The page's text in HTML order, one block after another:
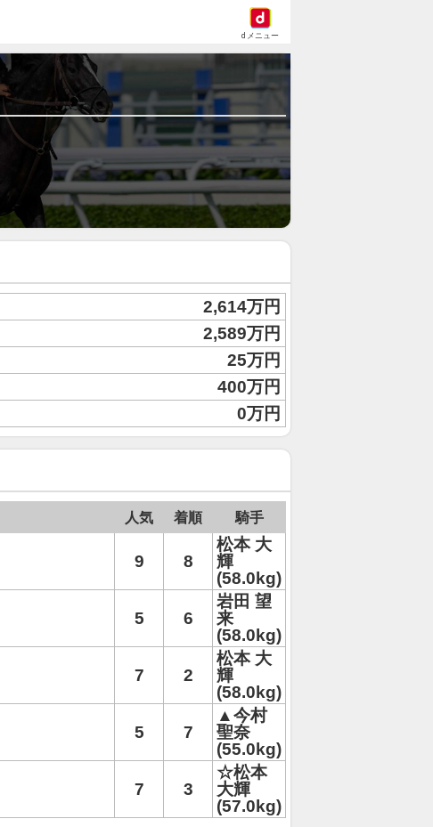
dメニュー
2,614万円
2,589万円
25万円
400万円
0万円
人気 着順 騎手
9 8
松本 大
輝
(58.0kg)
5 6
岩田 望
来
(58.0kg)
7 2
松本 大
輝
(58.0kg)
5 7
▲今村
聖奈
(55.0kg)
7 3
☆松本
大輝
(57.0kg)